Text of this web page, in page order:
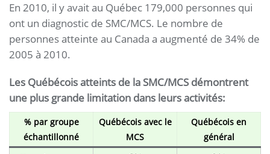
En 2010, il y avait au Québec 179,000 personnes qui
ont un diagnostic de SMC/MCS. Le nombre de
personnes atteinte au Canada a augmenté de 34% de
2005 à 2010.
Les Québécois atteints de la SMC/MCS démontrent
une plus grande limitation dans leurs activités:
% par groupe
échantillonné
Québécois avec le
MCS
Québécois en
général